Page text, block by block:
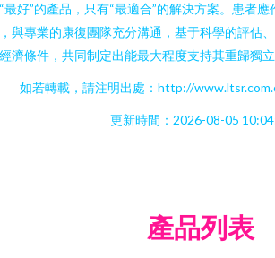
最好”的產品，只有“最適合”的解決方案。患者
與專業的康復團隊充分溝通，基于科學的評估
濟條件，共同制定出能最大程度支持其重歸獨
如若轉載，請注明出處：http://
更新時間：2026-08-05
產品列表